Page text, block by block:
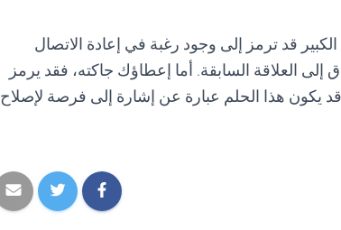
قد ترمز إلى وجود رغبة في إعادة الاتصال
العلاقة السابقة. أما إعطاؤك جاكته، فقد يرمز
يكون هذا الحلم عبارة عن إشارة إلى فرصة لإصلاح